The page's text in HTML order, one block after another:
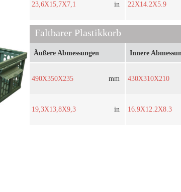
23,6X15,7X7,1 in 22X14.2X5.9
Faltbarer Plastikkorb
Äußere Abmessungen
490X350X235 mm
19,3X13,8X9,3 in
Innere
430X310X210
16.9X12.2X8.3